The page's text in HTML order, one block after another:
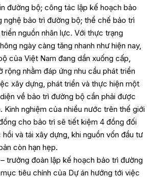
đường bộ; công tác lập kế hoạch bảo
nghệ bảo trì đường bộ; thể chế bảo trì
nguồn nhân lực. Với thực trạng
ngày càng tăng nhanh như hiện nay,
của Việt Nam đang dần xuống cấp,
rộng nhằm đáp ứng nhu cầu phát triển
xây dựng, phát triển và thực hiện một
về bảo trì đường bộ cần phải được
Kinh nghiệm của nhiều nước trên thế giới
cho bảo trì sẽ tiết kiệm 4 đồng đối
và tái xây dựng, khi nguồn vốn đầu tư
còn hạn hẹp.
trưởng đoàn lập kế hoạch bảo trì đường
tiêu chính của Dự án hướng tới việc